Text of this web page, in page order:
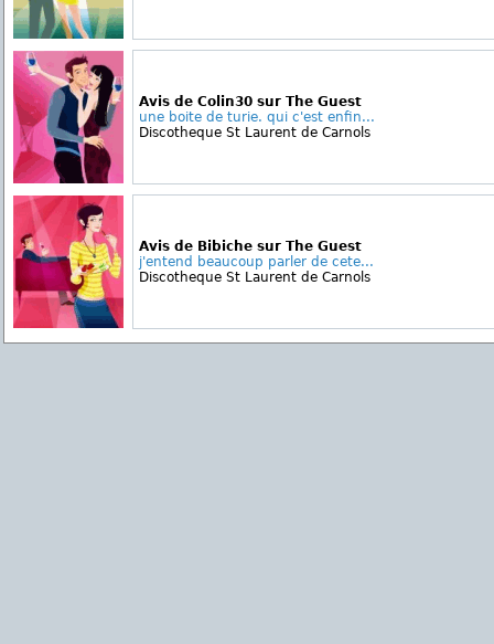
Avis de Colin30 sur The Guest
une boite de turie. qui c'est enfin...
Discotheque St Laurent de Carnols
Avis de Bibiche sur The Guest
j'entend beaucoup parler de cete...
Discotheque St Laurent de Carnols